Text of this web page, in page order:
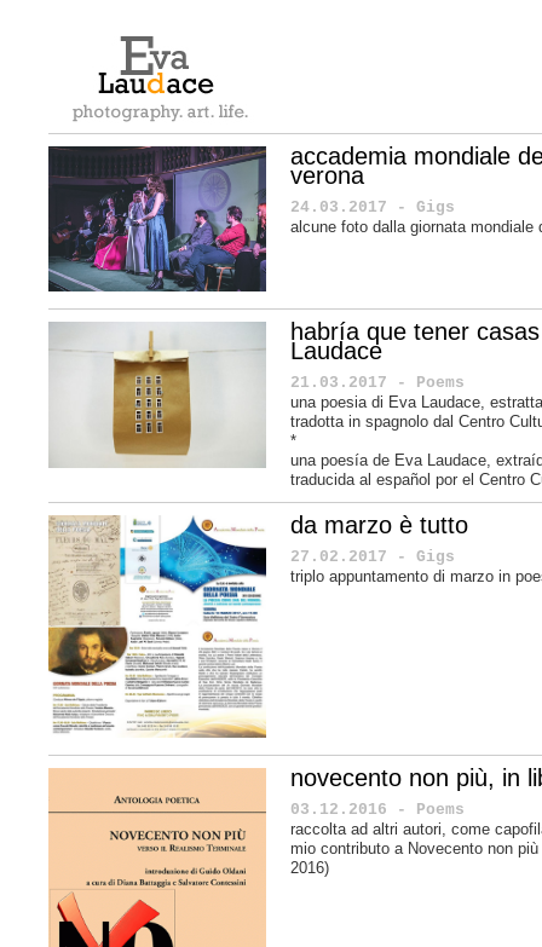
accademia mondiale
verona
24.03.2017 - Gigs
alcune foto dalla giornata mondiale
habría que tener
Laudace
21.03.2017 - Poems
una poesia di Eva Laudace,
tradotta in spagnolo dal Centro
*
una poesía de Eva Laudace,
traducida al español por el Centro
da marzo è tutto
27.02.2017 - Gigs
triplo appuntamento di marzo in
novecento non più, in
03.12.2016 - Poems
raccolta ad altri autori, come
mio contributo a Novecento non
2016)